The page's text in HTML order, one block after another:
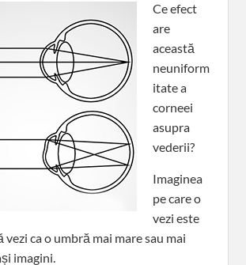
Ce efect
are
această
neuniform
itate a
corneei
asupra
vederii?
Imaginea
pe care o
vezi este
vezi ca o umbră mai mare sau mai
imagini.